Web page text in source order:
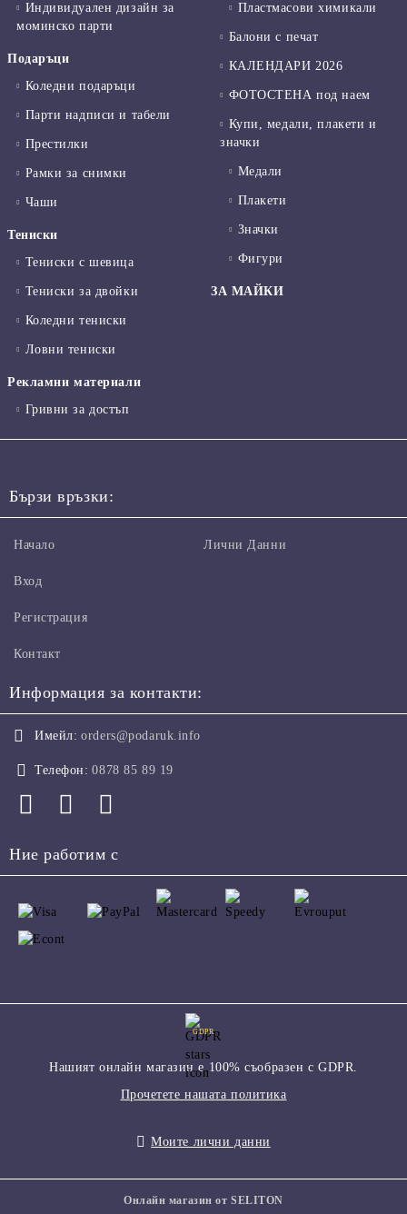
Индивидуален дизайн за
моминско парти
Подаръци
Коледни подаръци
Парти надписи и табели
Престилки
Рамки за снимки
Чаши
Тениски
Тениски с шевица
Тениски за двойки
Коледни тениски
Ловни тениски
Рекламни материали
Гривни за достъп
Пластмасови химикали
Балони с печат
КАЛЕНДАРИ 2026
ФОТОСТЕНА под наем
Купи, медали, плакети и
значки
Медали
Плакети
Значки
Фигури
ЗА МАЙКИ
Бързи връзки:
Начало
Вход
Регистрация
Контакт
Лични Данни
Информация за контакти:
Имейл: orders@podaruk.info
Телефон: 0878 85 89 19
Ние работим с
GDPR
Нашият онлайн магазин е 100% съобразен с GDPR.
Прочетете нашата политика
Моите лични данни
Онлайн магазин от SELITON